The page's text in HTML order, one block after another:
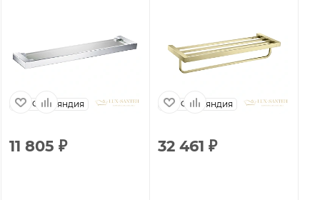
Финляндия
11 805 ₽
Финляндия
32 461 ₽